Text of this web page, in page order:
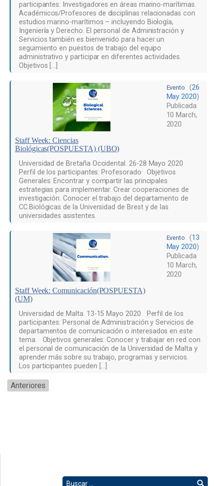
participantes: Investigadores en áreas marino-marítimas.
Académicos/Profesores de disciplinas relacionadas con
estudios marino-marítimos – incluyendo Biología,
Ingeniería y Derecho. El personal de Administración y
Servicios también es bienvenido para hacer un
seguimiento en puestos de trabajo del equipo
administrativo y participar en diferentes actividades.
Objetivos […]
Staff Week: Ciencias
Biológicas(POSPUESTA) (UBO)
Evento (26
May 2020)
Publicada
10 March,
2020
Universidad de Bretaña Occidental. 26-28 Mayo 2020
Perfil de los participantes: Profesorado Objetivos
Generales: Encontrar y compartir las principales
estrategias para implementar. Crear cooperaciones de
investigación. Conocer el trabajo del departamento de
CC.Biológicas de la Universidad de Brest y de las
universidades asistentes.
Staff Week: Comunicación(POSPUESTA)
(UM)
Evento (13
May 2020)
Publicada
10 March,
2020
Universidad de Malta. 13-15 Mayo 2020 Perfil de los
participantes: Personal de Administración y Servicios de
departamentos de comunicación o interesados en este
tema. Objetivos generales: Conocer y trabajar en red con
el personal de comunicación de la Universidad de Malta y
aprender más sobre su trabajo, programas y servicios.
Los participantes pueden […]
Anteriores